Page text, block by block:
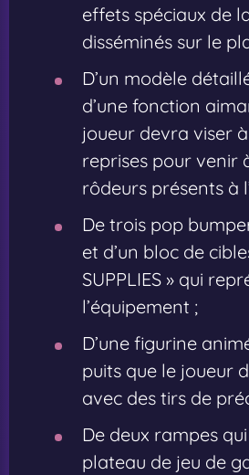
effets spéciaux de
disséminés sur le
D’un modèle
d’une fonction
joueur devra viser
reprises pour venir
rôdeurs présents à
De trois pop
et d’un bloc de
SUPPLIES » qui
l’équipement ;
D’une figurine
puits que le joueur
avec des tirs de
De deux rampes
plateau de jeu de